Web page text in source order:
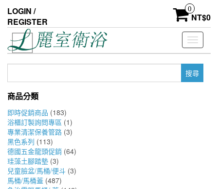
the
content
LOGIN /
REGISTER
0
NT$0
Toggle
鍵
商品分類
即時促銷商品 (183)
浴櫃訂製詢問專區 (1)
專業清潔保養管路 (3)
黑色系列 (113)
德國五金龍頭促銷 (64)
珪藻土腳踏墊 (3)
兒童臉盆/馬桶/便斗 (3)
馬桶/馬桶蓋 (487)